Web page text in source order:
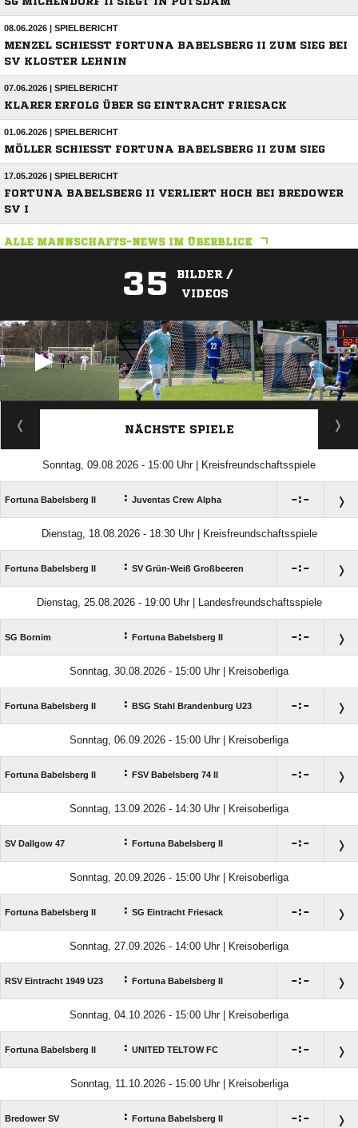
08.06.2026 | SPIELBERICHT
MENZEL SCHIESST FORTUNA BABELSBERG II ZUM SIEG BEI S
V KLOSTER LEHNIN
07.06.2026 | SPIELBERICHT
KLARER ERFOLG ÜBER SG EINTRACHT FRIESACK
01.06.2026 | SPIELBERICHT
MÖLLER SCHIESST FORTUNA BABELSBERG II ZUM SIEG
17.05.2026 | SPIELBERICHT
FORTUNA BABELSBERG II VERLIERT HOCH BEI BREDOWER
SV I
ALLE MANNSCHAFTS-NEWS IM ÜBERBLICK
35
BILDER /
VIDEOS
ANZEIGE
NÄCHSTE SPIELE
Sonntag, 09.08.2026 - 15:00 Uhr | Kreisfreundschaftsspiele
Fortuna Babelsberg II : Juventas Crew Alpha :
Dienstag, 18.08.2026 - 18:30 Uhr | Kreisfreundschaftsspiele
Fortuna Babelsberg II : SV Grün-Weiß Großbeeren :
Dienstag, 25.08.2026 - 19:00 Uhr | Landesfreundschaftsspiele
SG Bornim : Fortuna Babelsberg II :
Sonntag, 30.08.2026 - 15:00 Uhr | Kreisoberliga
Fortuna Babelsberg II : BSG Stahl Brandenburg U23 :
Sonntag, 06.09.2026 - 15:00 Uhr | Kreisoberliga
Fortuna Babelsberg II : FSV Babelsberg 74 II :
Sonntag, 13.09.2026 - 14:30 Uhr | Kreisoberliga
SV Dallgow 47 : Fortuna Babelsberg II :
Sonntag, 20.09.2026 - 15:00 Uhr | Kreisoberliga
Fortuna Babelsberg II : SG Eintracht Friesack :
Sonntag, 27.09.2026 - 14:00 Uhr | Kreisoberliga
RSV Eintracht 1949 U23 : Fortuna Babelsberg II :
Sonntag, 04.10.2026 - 15:00 Uhr | Kreisoberliga
Fortuna Babelsberg II : UNITED TELTOW FC :
Sonntag, 11.10.2026 - 15:00 Uhr | Kreisoberliga
Bredower SV : Fortuna Babelsberg II :